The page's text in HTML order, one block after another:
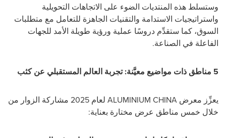
وستسلط هذه المنتديات الضوء على الاتجاهات التحويلية
واستراتيجيات الاستدامة والتقنيات الجاهزة للتعامل مع متطلبات
السوق، كما ستقدِّم دروسًا عملية ورؤية طويلة الأمد للجهات
الفاعلة في الصناعة.
5 مناطق ذات مواضيع معيَّنة: تجربة العالم المستقبلي عن كثب
يعزِّز معرض ALUMINIUM CHINA
لعام 2025 مشاركة الزوار من
خلال خمس مناطق عرض مختارة بعناية: